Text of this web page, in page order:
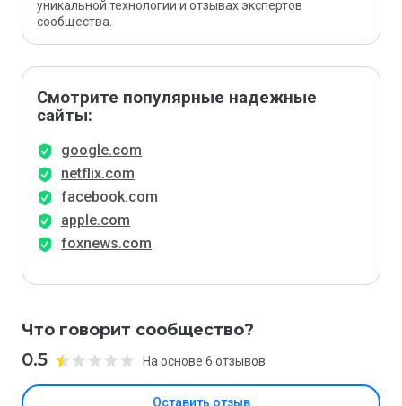
уникальной технологии и отзывах экспертов
сообщества.
Смотрите популярные надежные
сайты:
google.com
netflix.com
facebook.com
apple.com
foxnews.com
Что говорит сообщество?
0.5 На основе 6 отзывов
Оставить отзыв